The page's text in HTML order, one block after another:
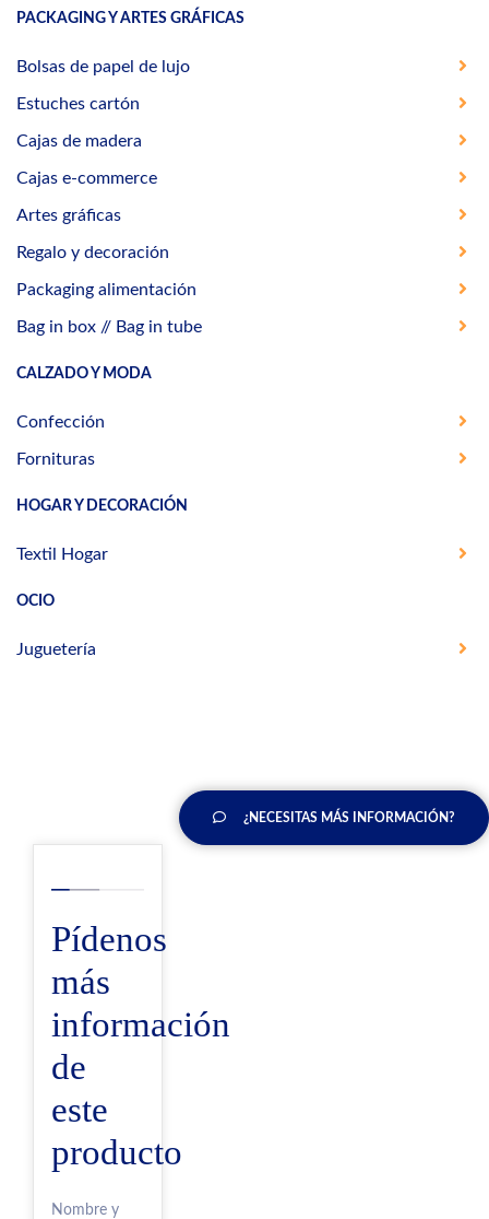
PACKAGING Y ARTES GRÁFICAS
Bolsas de papel de lujo
Estuches cartón
Cajas de madera
Cajas e-commerce
Artes gráficas
Regalo y decoración
Packaging alimentación
Bag in box // Bag in tube
CALZADO Y MODA
Confección
Fornituras
HOGAR Y DECORACIÓN
Textil Hogar
OCIO
Juguetería
¿NECESITAS MÁS INFORMACIÓN?
Pídenos
más
información
de
este
producto
Nombre y